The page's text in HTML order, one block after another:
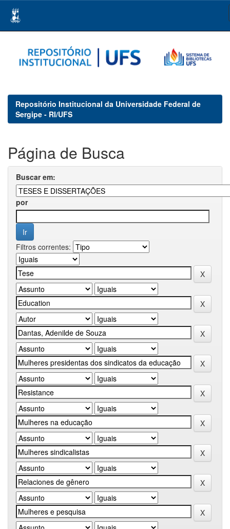
navigation
Repositório Institucional da Universidade Federal de
Sergipe - RI/UFS
Página de Busca
Buscar em:
por
Filtros correntes: